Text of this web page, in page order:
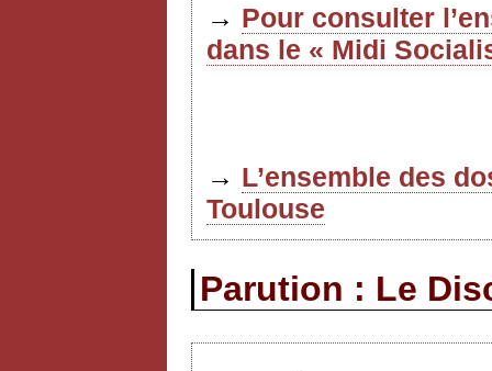
→ Pour consulter
dans le « Midi
→ L’ensemble des
Toulouse
Parution : Le